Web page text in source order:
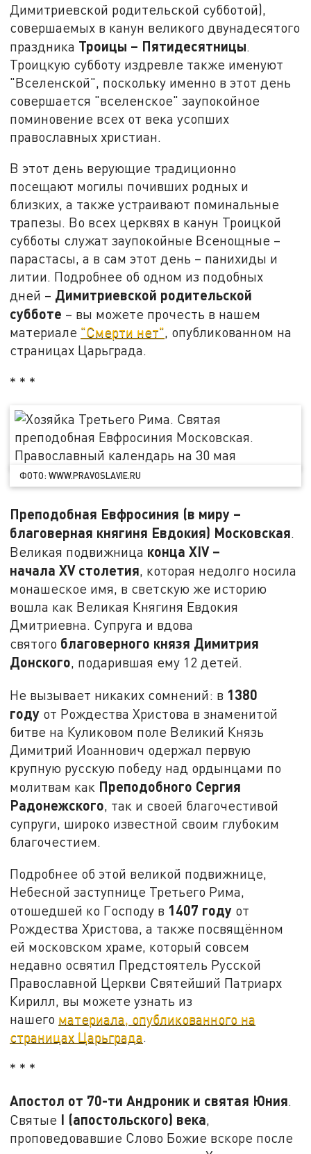
Димитриевской родительской субботой),
совершаемых в канун великого двунадесятого
праздника Троицы – Пятидесятницы.
Троицкую субботу издревле также именуют
"Вселенской", поскольку именно в этот день
совершается "вселенское" заупокойное
поминовение всех от века усопших
православных христиан.
В этот день верующие традиционно
посещают могилы почивших родных и
близких, а также устраивают поминальные
трапезы. Во всех церквях в канун Троицкой
субботы служат заупокойные Всенощные –
парастасы, а в сам этот день – панихиды и
литии. Подробнее об одном из подобных
дней – Димитриевской родительской
субботе – вы можете прочесть в нашем
материале "Смерти нет", опубликованном на
страницах Царьграда.
* * *
ФОТО: WWW.PRAVOSLAVIE.RU
Преподобная Евфросиния (в миру –
благоверная княгиня Евдокия) Московская.
Великая подвижница концаXIV–
началаXVстолетия, которая недолго носила
монашеское имя, в светскую же историю
вошла как Великая Княгиня Евдокия
Дмитриевна. Супруга и вдова
святого благоверного князя Димитрия
Донского, подарившая ему 12 детей.
Не вызывает никаких сомнений: в 1380
году от Рождества Христова в знаменитой
битве на Куликовом поле Великий Князь
Димитрий Иоаннович одержал первую
крупную русскую победу над ордынцами по
молитвам как Преподобного Сергия
Радонежского, так и своей благочестивой
супруги, широко известной своим глубоким
благочестием.
Подробнее об этой великой подвижнице,
Небесной заступнице Третьего Рима,
отошедшей ко Господу в 1407 году от
Рождества Христова, а также посвящённом
ей московском храме, который совсем
недавно освятил Предстоятель Русской
Православной Церкви Святейший Патриарх
Кирилл, вы можете узнать из
нашего материала, опубликованного на
страницах Царьграда.
* * *
Апостол от 70-ти Андроник и святая Юния.
Святые I (апостольского) века,
проповедовавшие Слово Божие вскоре после